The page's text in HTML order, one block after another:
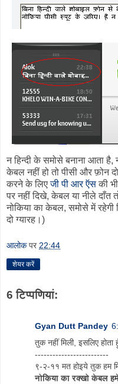
न हिन्दी के समोसे बनाना आता है,
केबल नहीं हो तो पीसी और फ़ोन
करने के लिएजी पी आर ऍसकी
पर नहीं दिखे, केबल या नीले
नोकिया का केबल, समोसे में रहेगी
दो ग्यारह।)
आलोक पर 22:44
शेयर करें
6 टिप्‍पणियां:
Gyan Dutt Pandey
तुक नहीं मिली, इसलिए होता
-------------------------
९-२-११ मत होइये तुक हम
नोकिया का रक्खो केबल